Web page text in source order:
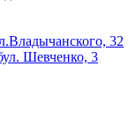
32
Шевченко, 3